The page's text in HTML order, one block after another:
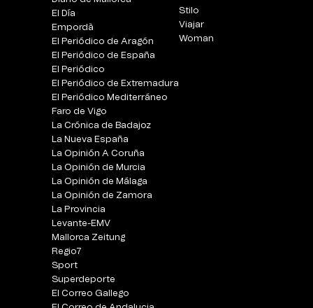
El Día
Empordà
El Periódico de Aragón
El Periódico de España
El Periódico
El Periódico de Extremadura
El Periódico Mediterráneo
Faro de Vigo
La Crónica de Badajoz
La Nueva España
La Opinión A Coruña
La Opinión de Murcia
La Opinión de Málaga
La Opinión de Zamora
La Provincia
Levante-EMV
Mallorca Zeitung
Regio7
Sport
Superdeporte
El Correo Gallego
Stilo
Viajar
Woman